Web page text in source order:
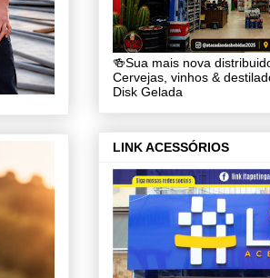
🍻Sua mais nova
Cervejas, vinhos &
Disk Gelada
LINK ACESSÓRIOS